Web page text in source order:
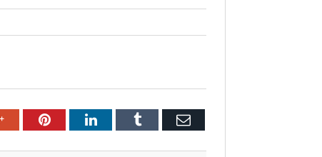
Google+PinterestLinkedInTumblr Email